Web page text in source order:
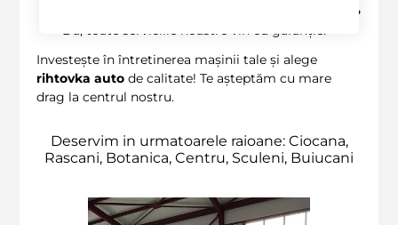
?
- Da, toate serviciile noastre vin cu garanție.
Investește în întretinerea mașinii tale și alege
rihtovka auto de calitate! Te așteptăm cu mare
drag la centrul nostru.
Deservim in urmatoarele raioane: Ciocana,
Rascani, Botanica, Centru, Sculeni, Buiucani